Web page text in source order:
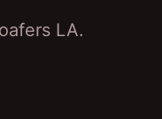
LA.